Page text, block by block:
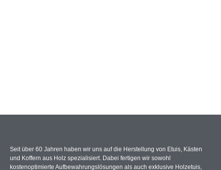
Seit über 60 Jahren haben wir uns auf die Herstellung von Etuis, Kästen
und Koffern aus Holz spezialisiert. Dabei fertigen wir sowohl
kostenoptimierte Aufbewahrungslösungen als auch exklusive Holzetuis,